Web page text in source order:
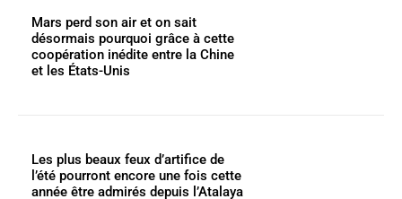
Mars perd son air et on sait
désormais pourquoi grâce à cette
coopération inédite entre la Chine
et les États-Unis
Les plus beaux feux d’artifice de
l’été pourront encore une fois cette
année être admirés depuis l’Atalaya